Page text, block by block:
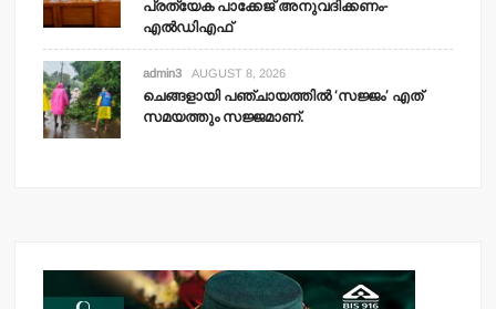
പ്രത്യേക പാക്കേജ് അനുവദിക്കണം-
എല്‍ഡിഎഫ്
admin3 AUGUST 8, 2026
ചെങ്ങളായി പഞ്ചായത്തില്‍ ‘സജ്ജം’ എത്
സമയത്തും സജ്ജമാണ്.